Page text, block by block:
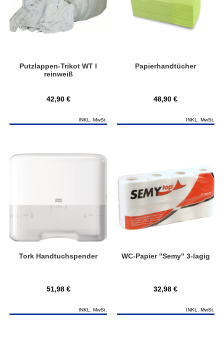
Putzlappen-Trikot WT I
reinweiß
42,90 €
INKL. MwSt.
Papierhandtücher
48,90 €
INKL. MwSt.
Tork Handtuchspender
51,98 €
INKL. MwSt.
WC-Papier "Semy" 3-lagig
32,98 €
INKL. MwSt.